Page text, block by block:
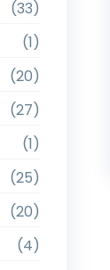
(33)
(1)
(20)
(27)
(1)
(25)
(20)
(4)